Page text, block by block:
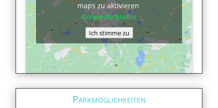
maps zu aktivieren
Cookie-Richtlinie
Ich stimme zu
Parkmöglichkeiten